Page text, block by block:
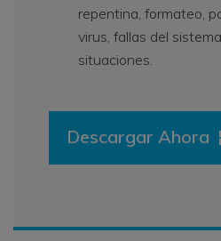
repentina, formateo,
virus, fallas del
situaciones.
Descargar Ahora